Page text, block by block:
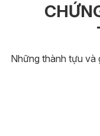
Những thành tựu và